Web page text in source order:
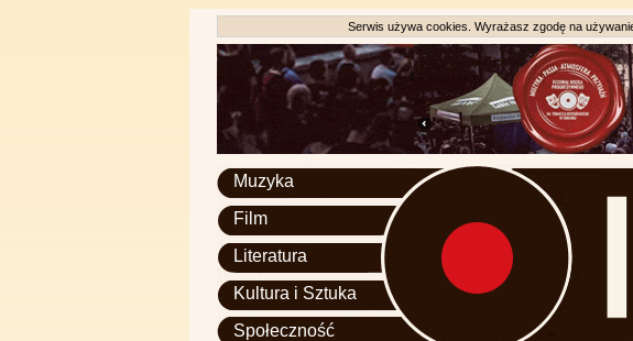
Serwis używa cookies. Wyrażasz zgodę na
Muzyka
Film
Literatura
Kultura i Sztuka
Społeczność